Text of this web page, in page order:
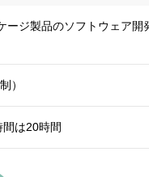
ジ製品のソフトウェア
）
は20時間